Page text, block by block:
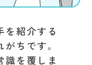
紹介する
ちです。
識を覆しま